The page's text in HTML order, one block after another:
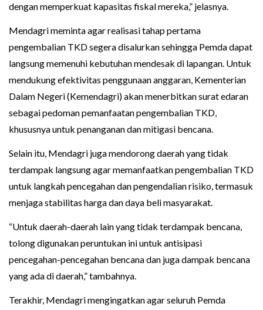
dengan memperkuat kapasitas fiskal mereka,” jelasnya.
Mendagri meminta agar realisasi tahap pertama
pengembalian TKD segera disalurkan sehingga Pemda dapat
langsung memenuhi kebutuhan mendesak di lapangan. Untuk
mendukung efektivitas penggunaan anggaran, Kementerian
Dalam Negeri (Kemendagri) akan menerbitkan surat edaran
sebagai pedoman pemanfaatan pengembalian TKD,
khususnya untuk penanganan dan mitigasi bencana.
Selain itu, Mendagri juga mendorong daerah yang tidak
terdampak langsung agar memanfaatkan pengembalian TKD
untuk langkah pencegahan dan pengendalian risiko, termasuk
menjaga stabilitas harga dan daya beli masyarakat.
“Untuk daerah-daerah lain yang tidak terdampak bencana,
tolong digunakan peruntukan ini untuk antisipasi
pencegahan-pencegahan bencana dan juga dampak bencana
yang ada di daerah,” tambahnya.
Terakhir, Mendagri mengingatkan agar seluruh Pemda